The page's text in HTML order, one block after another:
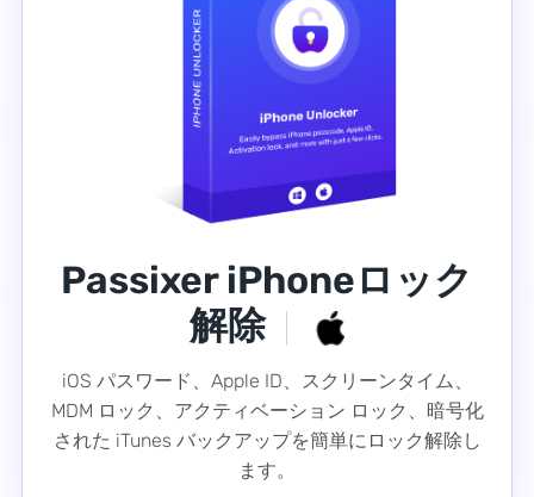
Passixer iPhoneロック
解除
iOS パスワード、Apple ID、スクリーンタイム、
MDM ロック、アクティベーション ロック、暗号化
された iTunes バックアップを簡単にロック解除し
ます。